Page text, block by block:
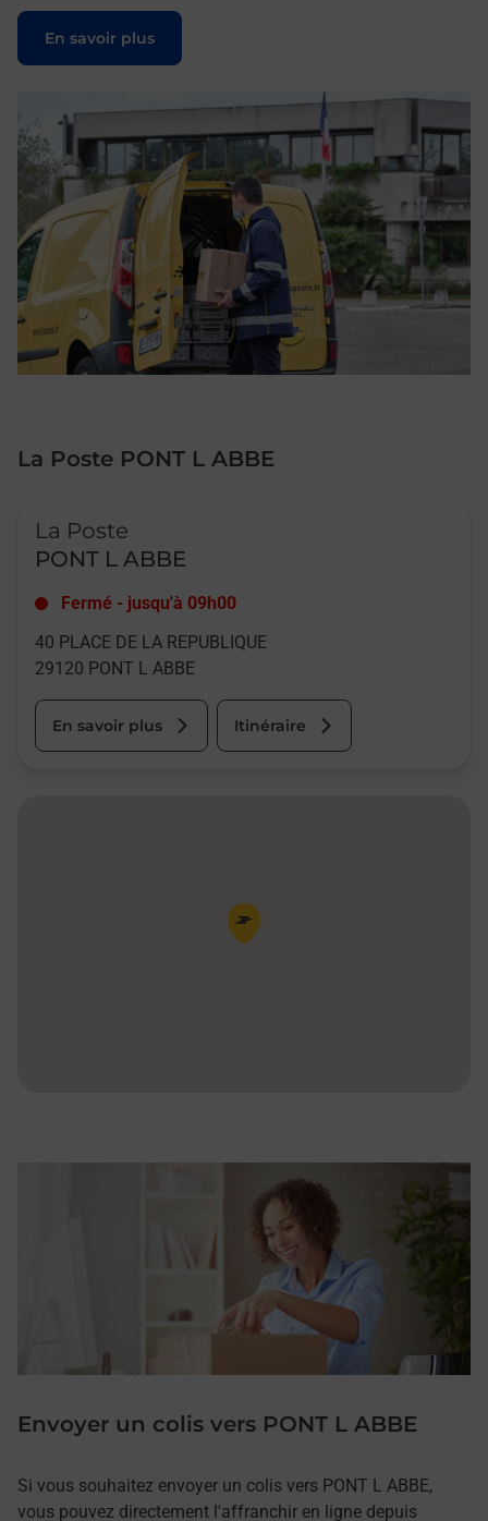
En savoir plus
Le lien s'ouvre dans un nouvel onglet
La Poste PONT L ABBE
La Poste
PONT L ABBE
Fermé - jusqu'à 09h00
40 PLACE DE LA REPUBLIQUE
29120 PONT L ABBE
En savoir plus Itinéraire
Pin de la carte
Envoyer un colis vers PONT L ABBE
Si vous souhaitez envoyer un colis vers PONT L ABBE,
vous pouvez directement l'affranchir en ligne depuis